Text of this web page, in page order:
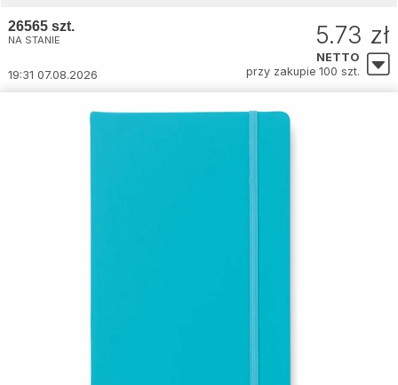
26565 szt.
NA STANIE
19:31 07.08.2026
5.73 zł
NETTO
przy zakupie 100 szt.